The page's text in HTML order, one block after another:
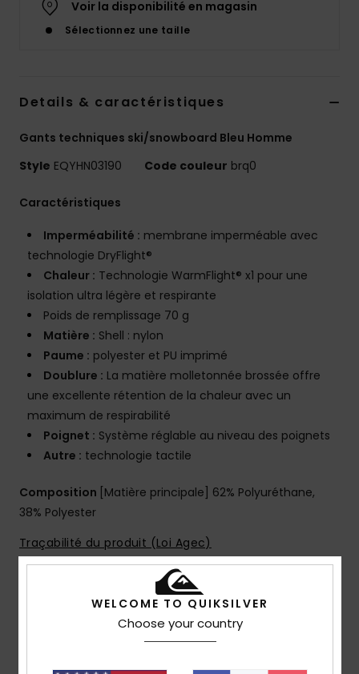
Voir la disponibilité en magasin
Sélectionnez une taille
Details & caractéristiques
Gants techniques ski/snowboard Bleu Homme
Style EQYHN03190 Code couleur brq0
Caractéristiques
Imperméabilité : membrane imperméable avec
technologie DryFlight®
Chaleur : Technologie WarmFlight® x1 pour une
isolation ultra légère et respirante
Poids de remplissage 70 g
Matière : Shell : nylon
Paume : polyester et PU imprimé
Doublure : La matière molletonnée brossée offre
une excellente rétention de la chaleur avec un
maximum de respirabilité
Poignet : Système réglable au niveau des poignets
Autre : technologie tactile
Composition [Matière principale] 62% Polyuréthane,
38% Polyester
Traçabilité du produit (Loi Agec)
Livraison & Retours
Avis clients
WELCOME TO QUIKSILVER
Choose your country